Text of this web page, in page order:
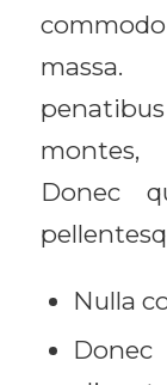
montes,
Donec
Nulla